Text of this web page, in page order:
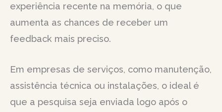
experiência recente na memória, o que
aumenta as chances de receber um
feedback mais preciso.
Em empresas de serviços, como manutenção,
assistência técnica ou instalações, o ideal é
que a pesquisa seja enviada logo após o